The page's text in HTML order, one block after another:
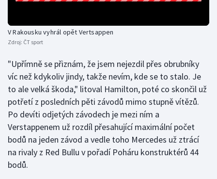
Short track
Sportovní střelba
Stolní tenis
Triatlon
Veslování
Vodní slalom
V Rakousku vyhrál opět Vertsappen
Zdroj: ČT sport
"Upřímně se přiznám, že jsem nejezdil přes obrubníky
víc než kdykoliv jindy, takže nevím, kde se to stalo. Je
to ale velká škoda," litoval Hamilton, poté co skončil už
potřetí z posledních pěti závodů mimo stupně vítězů.
Po devíti odjetých závodech je mezi ním a
Verstappenem už rozdíl přesahující maximální počet
bodů na jeden závod a vedle toho Mercedes už ztrácí
na rivaly z Red Bullu v pořadí Poháru konstruktérů 44
bodů.